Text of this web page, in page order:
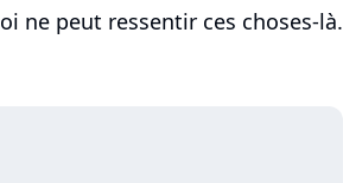
ne peut ressentir ces choses-là.